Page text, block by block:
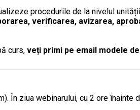
procedurile de la nivelul
verificarea, avizarea,
curs, veți primi pe email modele
ziua webinarului, cu 2 ore înainte